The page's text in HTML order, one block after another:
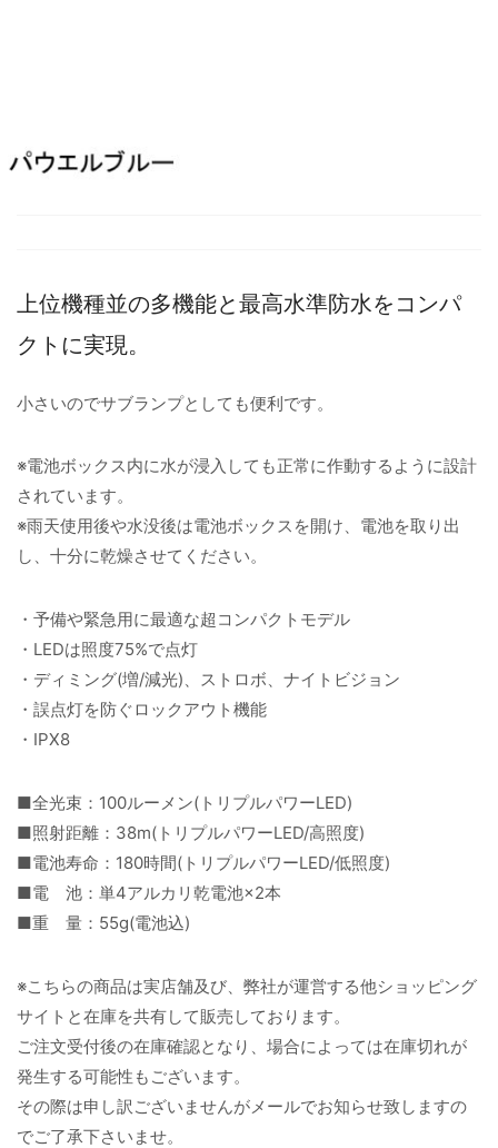
上位機種並の多機能と最高水準防水をコンパ
クトに実現。
小さいのでサブランプとしても便利です。
※電池ボックス内に水が浸入しても正常に作動するように設計
されています。
※雨天使用後や水没後は電池ボックスを開け、電池を取り出
し、十分に乾燥させてください。
・予備や緊急用に最適な超コンパクトモデル
・LEDは照度75%で点灯
・ディミング(増/減光)、ストロボ、ナイトビジョン
・誤点灯を防ぐロックアウト機能
・IPX8
■全光束：100ルーメン(トリプルパワーLED)
■照射距離：38m(トリプルパワーLED/高照度)
■電池寿命：180時間(トリプルパワーLED/低照度)
■電 池：単4アルカリ乾電池×2本
■重 量：55g(電池込)
※こちらの商品は実店舗及び、弊社が運営する他ショッピング
サイトと在庫を共有して販売しております。
ご注文受付後の在庫確認となり、場合によっては在庫切れが
発生する可能性もございます。
その際は申し訳ございませんがメールでお知らせ致しますの
でご了承下さいませ。